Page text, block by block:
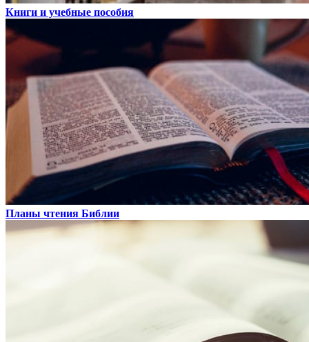
Книги и учебные пособия
Планы чтения Библии